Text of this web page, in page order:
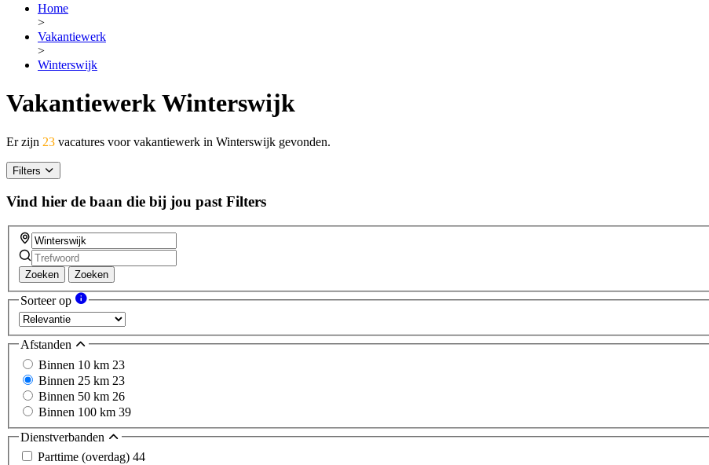
Home
>
Vakantiewerk
>
Winterswijk
Vakantiewerk Winterswijk
Er zijn 23 vacatures voor vakantiewerk in Winterswijk gevonden.
Filters
Vind hier de baan die bij jou past Filters
Zoeken Zoeken
Sorteer op
Afstanden
Binnen 10 km 23
Binnen 25 km 23
Binnen 50 km 26
Binnen 100 km 39
Dienstverbanden
Parttime (overdag) 44